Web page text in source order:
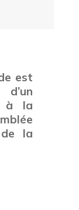
est
à la
la